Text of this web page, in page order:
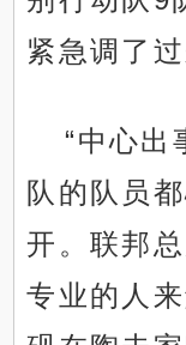
紧急调了
“中心出
队的队员
开。联邦
专业的人